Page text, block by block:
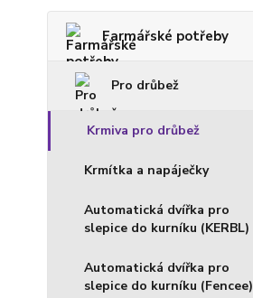
Farmářské potřeby
Pro drůbež
Krmiva pro drůbež
Krmítka a napáječky
Automatická dvířka pro
slepice do kurníku (KERBL)
Automatická dvířka pro
slepice do kurníku (Fencee)